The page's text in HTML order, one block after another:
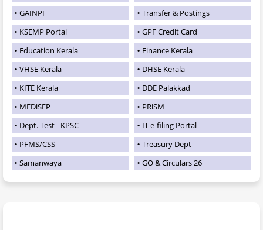
GAINPF
Transfer & Postings
KSEMP Portal
GPF Credit Card
Education Kerala
Finance Kerala
VHSE Kerala
DHSE Kerala
KITE Kerala
DDE Palakkad
MEDiSEP
PRiSM
Dept. Test - KPSC
IT e-filing Portal
PFMS/CSS
Treasury Dept
Samanwaya
GO & Circulars 26